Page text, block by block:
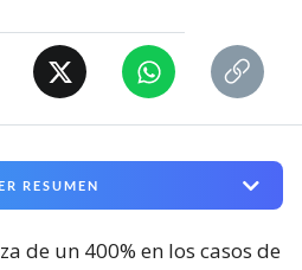
RESUMEN
de un 400% en los casos de